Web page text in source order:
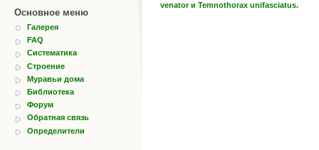
Основное меню
Галерея
FAQ
Систематика
Строение
Муравьи дома
Библиотека
Форум
Обратная связь
Определители
venator и Temnothorax unifasciatus.